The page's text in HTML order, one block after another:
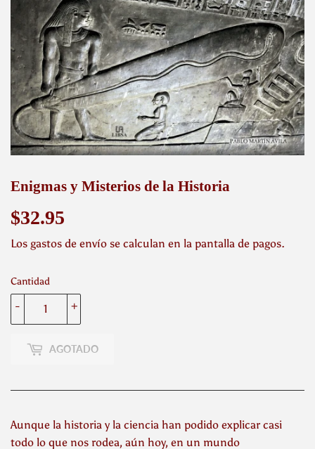
Enigmas y Misterios de la Historia
$32.95
Los gastos de envío se calculan en la pantalla de pagos.
Cantidad
+
-
AGOTADO
Aunque la historia y la ciencia han podido explicar casi
todo lo que nos rodea, aún hoy, en un mundo